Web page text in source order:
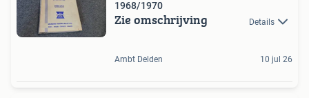
1968/1970
Zie omschrijving Details
Ambt Delden 10 jul 26